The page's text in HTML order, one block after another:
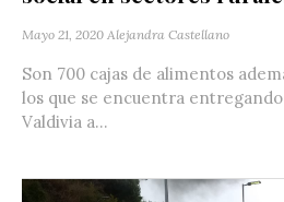
Mayo 21, 2020 Alejandra Castellano
Son 700 cajas de alimentos
los que se encuentra
Valdivia a...